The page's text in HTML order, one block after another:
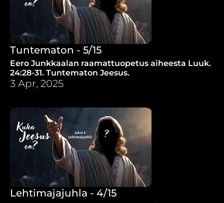
Tuntematon - 5/15
Eero Junkkaalan raamattuopetus aiheesta Luuk.
24:28-31. Tuntematon Jeesus.
3 Apr, 2025
Lehtimajajuhla - 4/15